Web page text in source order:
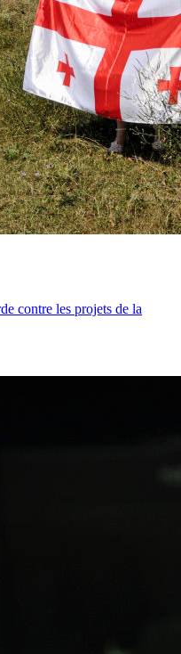
contre les projets de la